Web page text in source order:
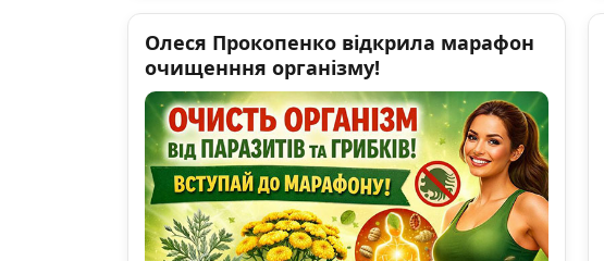
Олеся Прокопенко відкрила марафон
очищенння організму!